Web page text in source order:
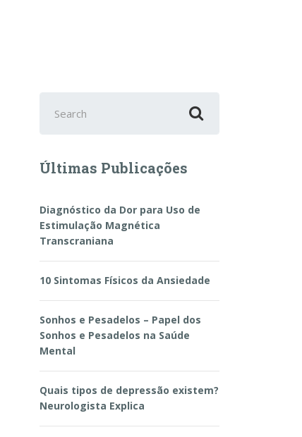
for:
Últimas Publicações
Diagnóstico da Dor para Uso de
Estimulação Magnética
Transcraniana
10 Sintomas Físicos da Ansiedade
Sonhos e Pesadelos – Papel dos
Sonhos e Pesadelos na Saúde
Mental
Quais tipos de depressão existem?
Neurologista Explica